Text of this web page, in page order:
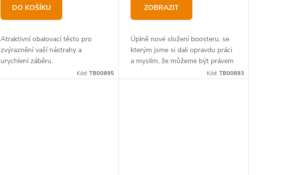
DO KOŠÍKU
Atraktivní obalovací těsto pro
zvýraznění vaší nástrahy a
urychlení záběru.
Kód: TB00895
ZOBRAZIT
Úplně nové složení boosteru, se
kterým jsme si dali opravdu práci
a myslím, že můžeme být právem
Kód: TB00893